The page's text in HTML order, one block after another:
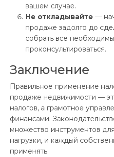
вашем случае.
Не откладывайте —
продаже задолго до
собрать все
проконсультироваться.
Заключение
Правильное применение
продаже недвижимости —
налогов, а грамотное
финансами.
множество инструментов
нагрузки, и каждый
применять.